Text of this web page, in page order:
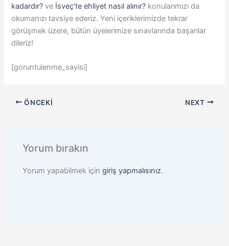
kadardır? ve İsveç’te ehliyet nasıl alınır? konularımızı da
okumanızı tavsiye ederiz. Yeni içeriklerimizde tekrar
görüşmek üzere, bütün üyelerimize sınavlarında başarılar
dileriz!
[goruntulenme_sayisi]
ÖNCEKI NEXT
Yorum bırakın
Yorum yapabilmek içingiriş yapmalısınız.